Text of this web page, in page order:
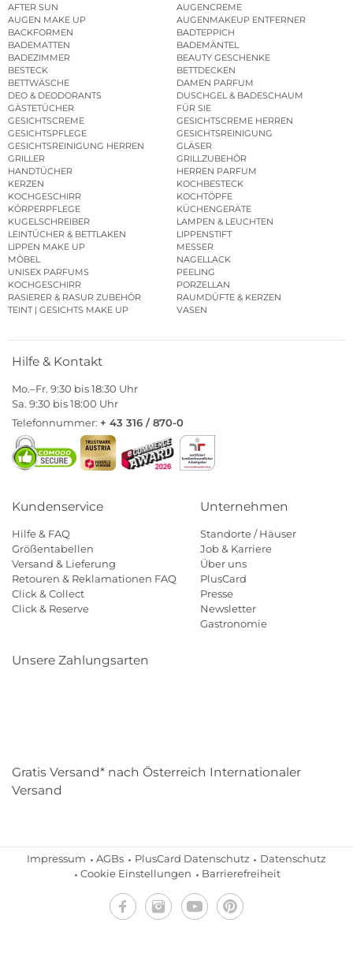
AFTER SUN
AUGENCREME
AUGEN MAKE UP
AUGENMAKEUP ENTFERNER
BACKFORMEN
BADTEPPICH
BADEMATTEN
BADEMÄNTEL
BADEZIMMER
BEAUTY GESCHENKE
BESTECK
BETTDECKEN
BETTWÄSCHE
DAMEN PARFUM
DEO & DEODORANTS
DUSCHGEL & BADESCHAUM
GÄSTETÜCHER
FÜR SIE
GESICHTSCREME
GESICHTSCREME HERREN
GESICHTSPFLEGE
GESICHTSREINIGUNG
GESICHTSREINIGUNG HERREN
GLÄSER
GRILLER
GRILLZUBEHÖR
HANDTÜCHER
HERREN PARFUM
KERZEN
KOCHBESTECK
KOCHGESCHIRR
KOCHTÖPFE
KÖRPERPFLEGE
KÜCHENGERÄTE
KUGELSCHREIBER
LAMPEN & LEUCHTEN
LEINTÜCHER & BETTLAKEN
LIPPENSTIFT
LIPPEN MAKE UP
MESSER
MÖBEL
NAGELLACK
UNISEX PARFUMS
PEELING
KOCHGESCHIRR
PORZELLAN
RASIERER & RASUR ZUBEHÖR
RAUMDÜFTE & KERZEN
TEINT | GESICHTS MAKE UP
VASEN
Hilfe & Kontakt
Mo.–Fr. 9:30 bis 18:30 Uhr
Sa. 9:30 bis 18:00 Uhr
Telefonnummer: + 43 316 / 870-0
Kundenservice
Hilfe & FAQ
Größentabellen
Versand & Lieferung
Retouren & Reklamationen FAQ
Click & Collect
Click & Reserve
Unternehmen
Standorte / Häuser
Job & Karriere
Über uns
PlusCard
Presse
Newsletter
Gastronomie
Unsere Zahlungsarten
Gratis Versand* nach Österreich Internationaler
Versand
Impressum AGBs PlusCard Datenschutz
Datenschutz
Cookie Einstellungen
Barrierefreiheit